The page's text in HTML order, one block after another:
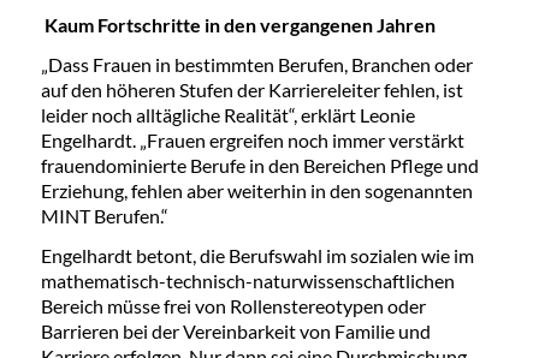
Kaum Fortschritte in den vergangenen Jahren
„Dass Frauen in bestimmten Berufen, Branchen oder
auf den höheren Stufen der Karriereleiter fehlen, ist
leider noch alltägliche Realität“, erklärt Leonie
Engelhardt. „Frauen ergreifen noch immer verstärkt
frauendominierte Berufe in den Bereichen Pflege und
Erziehung, fehlen aber weiterhin in den sogenannten
MINT Berufen.“
Engelhardt betont, die Berufswahl im sozialen wie im
mathematisch-technisch-naturwissenschaftlichen
Bereich müsse frei von Rollenstereotypen oder
Barrieren bei der Vereinbarkeit von Familie und